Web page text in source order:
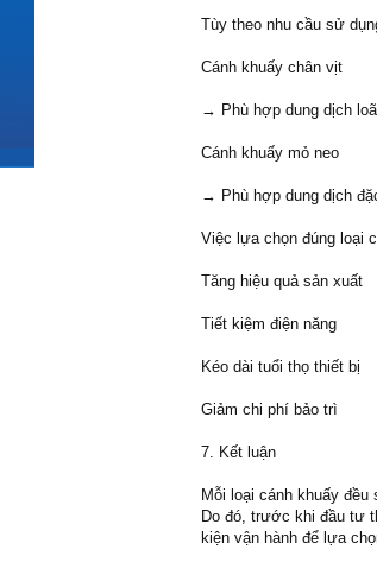
Tùy theo nhu cầu sử
Cánh khuấy chân vịt
→ Phù hợp dung dịch
Cánh khuấy mỏ neo
→ Phù hợp dung dịch
Việc lựa chọn đúng loại
Tăng hiệu quả sản xuất
Tiết kiệm điện năng
Kéo dài tuổi thọ thiết bị
Giảm chi phí bảo trì
7. Kết luận
Mỗi loại cánh khuấy
Do đó, trước khi đầu tư
kiện vận hành để lựa